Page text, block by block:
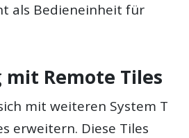
als Bedieneinheit für
Remote Tiles
mit weiteren System T
erweitern. Diese Tiles